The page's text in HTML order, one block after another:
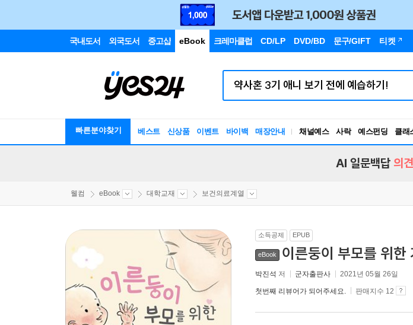
국내도서 외국도서 중고샵 eBook 크레마클럽 CD/LP DVD/BD 문구/GIFT 티켓
빠른분야찾기 베스트 신상품 이벤트 바이백 매장안내 채널예스 사락 예스펀딩 클래
AI 일문백답 의
웰컴 eBook 대학교재 보건의료계열
소득공제 EPUB
eBook 이른둥이 부모를 위한
박진석 저 군자출판사 2021년 05월 26일
첫번째 리뷰어가 되어주세요. 판매지수 12